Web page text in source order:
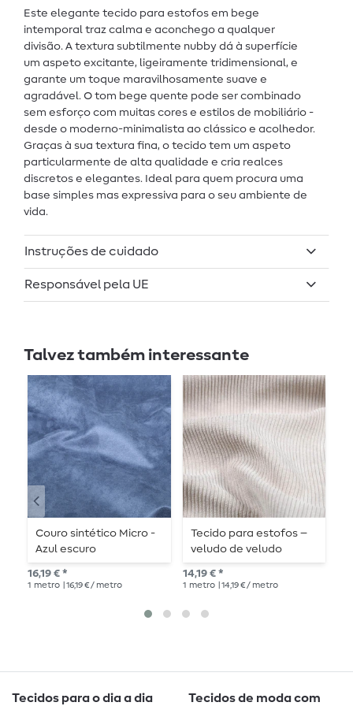
Este elegante tecido para estofos em bege
intemporal traz calma e aconchego a qualquer
divisão. A textura subtilmente nubby dá à superfície
um aspeto excitante, ligeiramente tridimensional, e
garante um toque maravilhosamente suave e
agradável. O tom bege quente pode ser combinado
sem esforço com muitas cores e estilos de mobiliário -
desde o moderno-minimalista ao clássico e acolhedor.
Graças à sua textura fina, o tecido tem um aspeto
particularmente de alta qualidade e cria realces
discretos e elegantes. Ideal para quem procura uma
base simples mas expressiva para o seu ambiente de
vida.
Instruções de cuidado
Responsável pela UE
Talvez também interessante
Couro sintético Micro -
Azul escuro
16,19 € *
1 metro | 16,19 € / metro
Tecido para estofos –
veludo de veludo
cotelê em tom cru-
creme
14,19 € *
1 metro | 14,19 € / metro
Tecidos para o dia a dia
Tecidos de moda com